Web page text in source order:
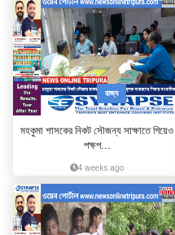
রাজ্য
মহকুমা শাসকের নিকট সৌজন্য সাক্ষাতে গিয়েও
পক্ষপ...
4 weeks ago